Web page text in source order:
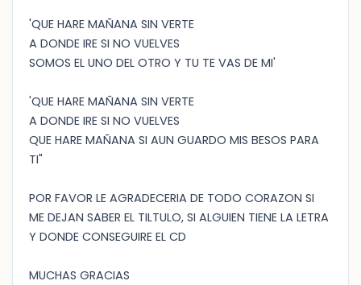
'QUE HARE MAÑANA SIN VERTE
A DONDE IRE SI NO VUELVES
SOMOS EL UNO DEL OTRO Y TU TE VAS DE MI'
'QUE HARE MAÑANA SIN VERTE
A DONDE IRE SI NO VUELVES
QUE HARE MAÑANA SI AUN GUARDO MIS BESOS PARA
TI"
POR FAVOR LE AGRADECERIA DE TODO CORAZON SI
ME DEJAN SABER EL TILTULO, SI ALGUIEN TIENE LA LETRA
Y DONDE CONSEGUIRE EL CD
MUCHAS GRACIAS